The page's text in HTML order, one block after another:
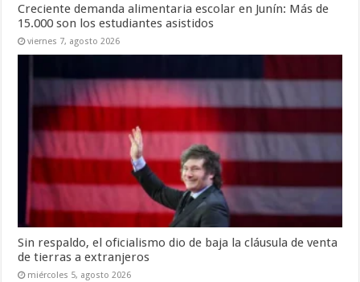
Creciente demanda alimentaria escolar en Junín: Más de
15.000 son los estudiantes asistidos
viernes 7, agosto 2026
Sin respaldo, el oficialismo dio de baja la cláusula de venta
de tierras a extranjeros
miércoles 5, agosto 2026